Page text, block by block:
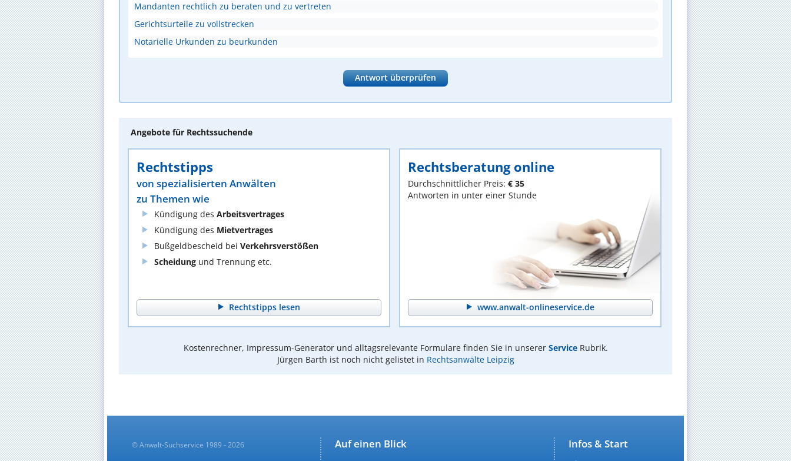
Mandanten rechtlich zu beraten und zu vertreten
Gerichtsurteile zu vollstrecken
Notarielle Urkunden zu beurkunden
Antwort überprüfen
Angebote für Rechtssuchende
Rechtstipps
von spezialisierten Anwälten
zu Themen wie
Kündigung des Arbeitsvertrages
Kündigung des Mietvertrages
Bußgeldbescheid bei Verkehrsverstößen
Scheidung und Trennung etc.
Rechtstipps lesen
Rechtsberatung online
Durchschnittlicher Preis: € 35
Antworten in unter einer Stunde
www.anwalt-onlineservice.de
Kostenrechner, Impressum-Generator und alltagsrelevante Formulare finden Sie in unserer ServiceRubrik.
Jürgen Barth ist noch nicht gelistet in Rechtsanwälte Leipzig
Infos & Start
Auf einen Blick
© Anwalt-Suchservice 1989 - 2026